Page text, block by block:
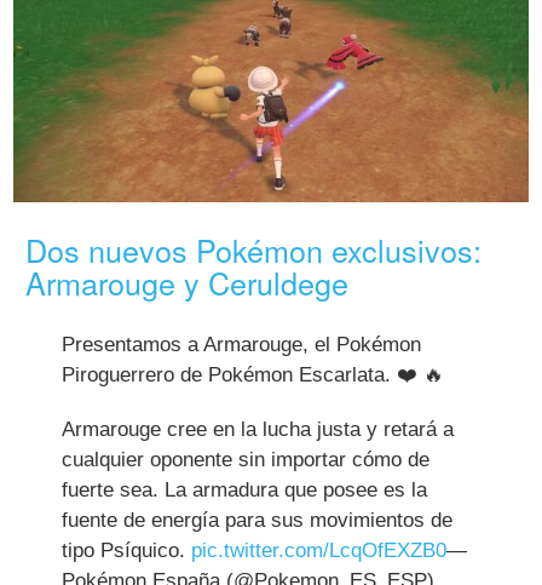
Dos nuevos Pokémon exclusivos:
Armarouge y Ceruldege
Presentamos a Armarouge, el Pokémon
Piroguerrero de Pokémon Escarlata. ❤️ 🔥
Armarouge cree en la lucha justa y retará a
cualquier oponente sin importar cómo de
fuerte sea. La armadura que posee es la
fuente de energía para sus movimientos de
tipo Psíquico. pic.twitter.com/LcqOfEXZB0—